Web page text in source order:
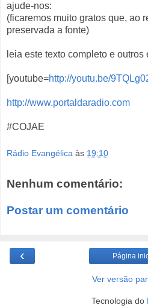
ajude-nos:
(ficaremos muito gratos que, ao
preservada a fonte)
leia este texto completo e outros
[youtube=http://youtu.be/
http://www.portaldaradio.com
#COJAE
Rádio Evangélica às 19:10
Nenhum comentário:
Postar um comentário
‹ Página
Ver versão
Tecnologia do